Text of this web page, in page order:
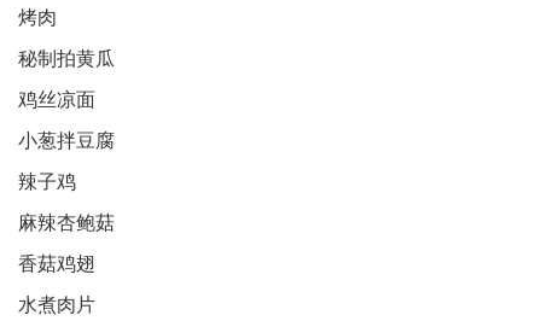
烤肉
秘制拍黄瓜
鸡丝凉面
小葱拌豆腐
辣子鸡
麻辣杏鲍菇
香菇鸡翅
水煮肉片